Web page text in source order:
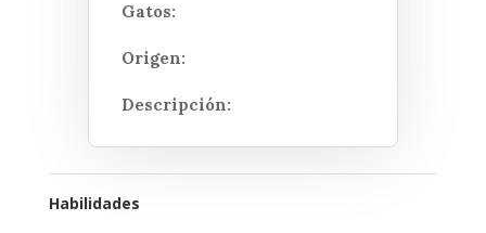
Gatos:
Origen:
Descripción:
Habilidades